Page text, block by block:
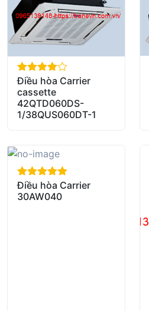
out of 5
Điều hòa Carrier
cassette
42QTD060DS-
1/38QUS060DT-1
out of 5
Điều hòa Carrier
30AW040